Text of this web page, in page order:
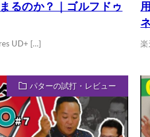
るのか？｜ゴルフドゥ
UD+ […] 楽
パターの試打・レビュー